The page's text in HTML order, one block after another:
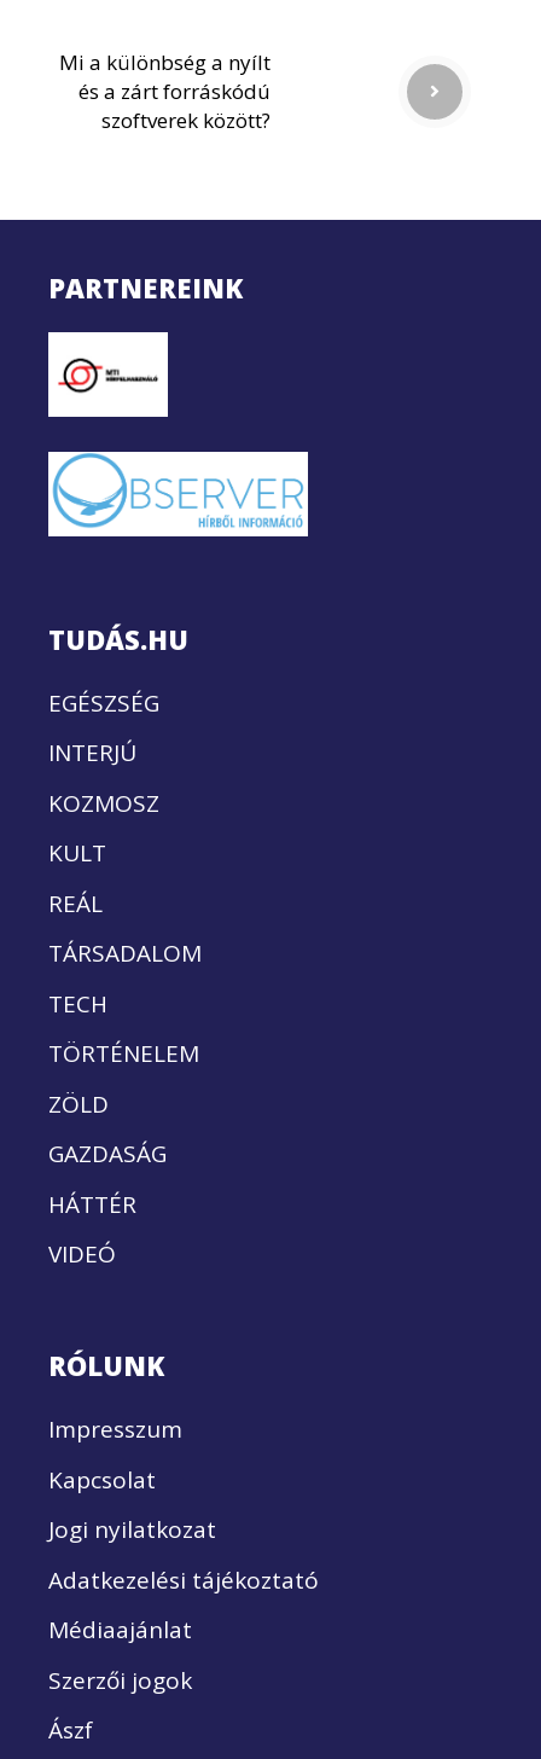
Mi a különbség a nyílt
és a zárt forráskódú
szoftverek között?
PARTNEREINK
TUDÁS.HU
EGÉSZSÉG
INTERJÚ
KOZMOSZ
KULT
REÁL
TÁRSADALOM
TECH
TÖRTÉNELEM
ZÖLD
GAZDASÁG
HÁTTÉR
VIDEÓ
RÓLUNK
Impresszum
Kapcsolat
Jogi nyilatkozat
Adatkezelési tájékoztató
Médiaajánlat
Szerzői jogok
Ászf